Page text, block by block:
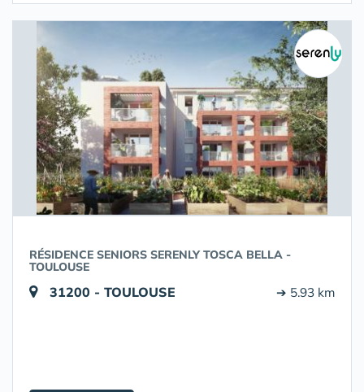
RÉSIDENCE SENIORS SERENLY TOSCA BELLA -
TOULOUSE
31200 - TOULOUSE ➔ 5.93 km